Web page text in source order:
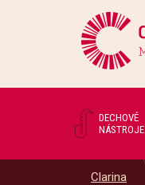
DECHOVÉ
NÁSTROJE
Clarina